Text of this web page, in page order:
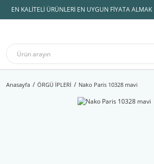
EN KALİTELİ ÜRÜNLERİ EN UYGUN FİYATA ALMAK
Anasayfa ÖRGÜ İPLERİ Nako Paris 10328 mavi